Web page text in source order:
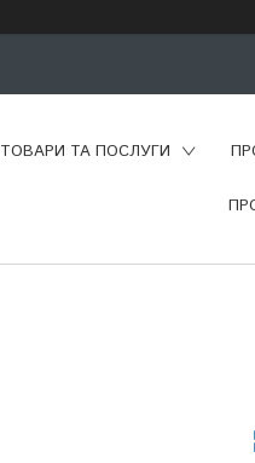
ТОВАРИ ТА ПОСЛУГИ